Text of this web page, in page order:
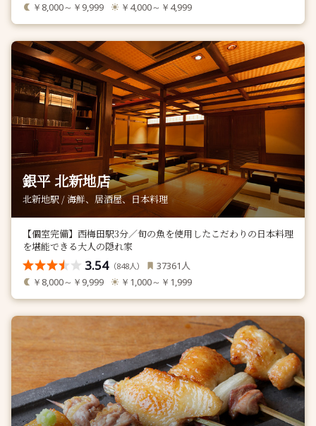
￥8,000～￥9,999 ￥4,000～￥4,999
銀平 北新地店
北新地駅 / 海鮮、居酒屋、日本料理
【個室完備】西梅田駅3分／旬の魚を使用したこだわりの日本料理
を堪能できる大人の隠れ家
3.54（848人） 37361 人
￥8,000～￥9,999 ￥1,000～￥1,999